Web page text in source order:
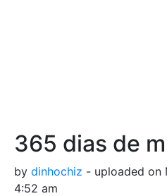
365 dias de
by dinhochiz - uploaded on
4:52 am